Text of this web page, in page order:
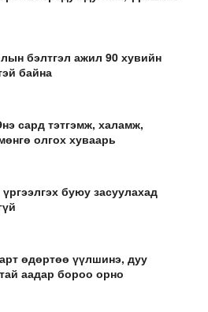
бэлтгэл ажил 90 хувийн
байна
сард тэтгэмж, халамж,
олгох хуваарь
буюу засуулахад
өдөртөө үүлшинэ, дуу
аадар бороо орно